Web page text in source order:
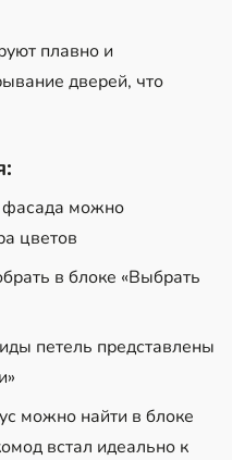
плавно и
дверей, что
фасада можно
цветов
в блоке «Выбрать
петель представлены
можно найти в блоке
встал идеально к